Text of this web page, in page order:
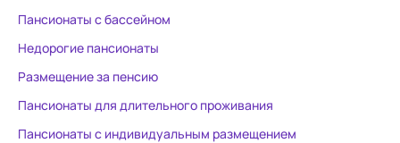
Пансионаты с бассейном
Недорогие пансионаты
Размещение за пенсию
Пансионаты для длительного проживания
Пансионаты с индивидуальным размещением